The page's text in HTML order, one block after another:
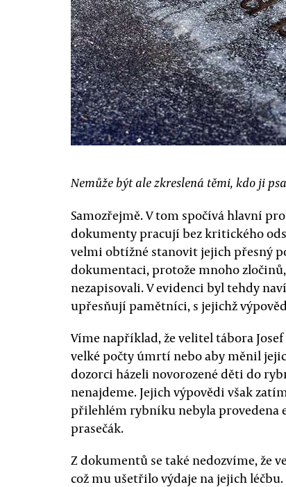
Nemůže být ale zkreslená těmi, kdo ji
Samozřejmě. V tom spočívá hlavní
dokumenty pracují bez kritického
velmi obtížné stanovit jejich přesný
dokumentaci, protože mnoho
nezapisovali. V evidenci byl tehdy
upřesňují pamětníci, s jejichž
Víme například, že velitel tábora
velké počty úmrtí nebo aby měnil
dozorci házeli novorozené děti do
nenajdeme. Jejich výpovědi však
přilehlém rybníku nebyla provedena
prasečák.
Z dokumentů se také nedozvíme, že
což mu ušetřilo výdaje na jejich